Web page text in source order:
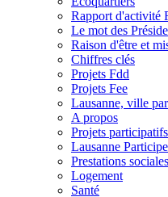
Rapport d'activité
Le mot des
Raison d'être et
Chiffres clés
Projets Fdd
Projets Fee
Lausanne, ville
A propos
Projets participatifs
Lausanne Participe
Prestations
Logement
Santé